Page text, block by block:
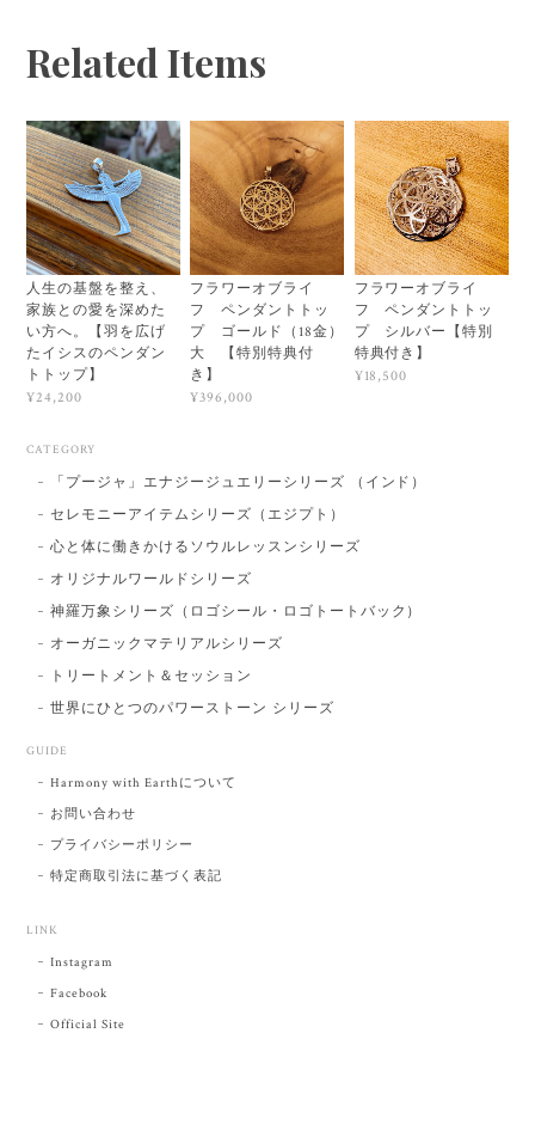
Related Items
人生の基盤を整え、
家族との愛を深めた
い方へ。【羽を広げ
たイシスのペンダン
トトップ】
¥24,200
フラワーオブライ
フ ペンダントトッ
プ ゴールド（18金）
大 【特別特典付
き】
¥396,000
フラワーオブライ
フ ペンダントトッ
プ シルバー【特別
特典付き】
¥18,500
CATEGORY
「プージャ」エナジージュエリーシリーズ （インド）
セレモニーアイテムシリーズ（エジプト）
心と体に働きかけるソウルレッスンシリーズ
オリジナルワールドシリーズ
神羅万象シリーズ（ロゴシール・ロゴトートバック）
オーガニックマテリアルシリーズ
トリートメント＆セッション
世界にひとつのパワーストーン シリーズ
GUIDE
Harmony with Earthについて
お問い合わせ
プライバシーポリシー
特定商取引法に基づく表記
LINK
Instagram
Facebook
Official Site